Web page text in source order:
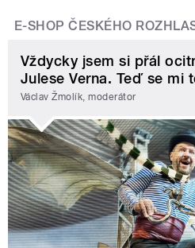
E-SHOP ČESKÉHO
Vždycky jsem si přál
Julese Verna. Teď se mi
Václav Žmolík, moderátor